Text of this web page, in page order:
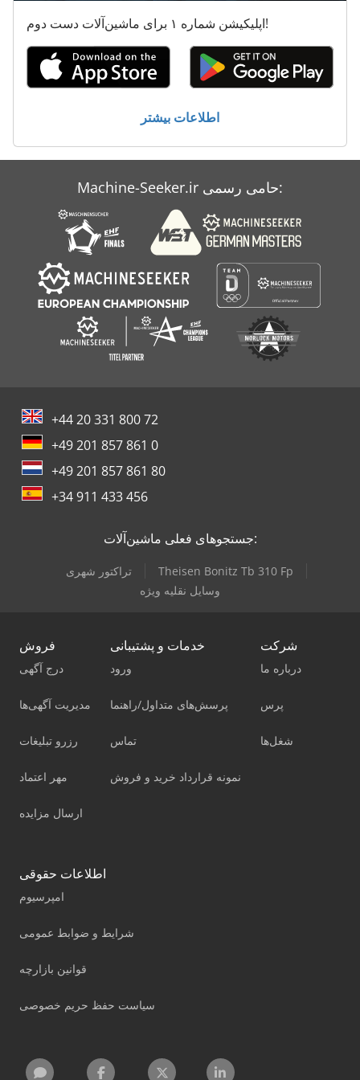
قطع
قطعات یدکی
اپلیکیشن شماره ۱ برای ماشین‌آلات دست دوم!
اطلاعات بیشتر
Machine-Seeker.ir حامی رسمی:
+44 20 331 800 72
+49 201 857 861 0
+49 201 857 861 80
+34 911 433 456
جستجوهای فعلی ماشین‌آلات:
تراکتور شهری
Theisen Bonitz Tb 310 Fp
وسایل نقلیه ویژه
فروش
درج آگهی
مدیریت آگهی‌ها
رزرو تبلیغات
مهر اعتماد
ارسال مزایده
خدمات و پشتیبانی
ورود
پرسش‌های متداول/راهنما
تماس
نمونه قرارداد خرید و فروش
شرکت
درباره ما
پرس
شغل‌ها
اطلاعات حقوقی
امپرسیوم
شرایط و ضوابط عمومی
قوانین بازارچه
سیاست حفظ حریم خصوصی